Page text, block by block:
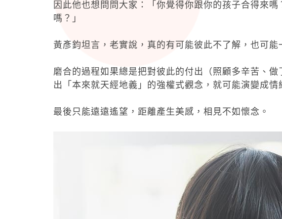
因此他也想問問大家：「你覺得你跟你的孩子合得來
嗎？」
黃彥鈞坦言，老實說，真的有可能彼此不了解，也可能
磨合的過程如果總是把對彼此的付出（照顧多辛苦、
出「本來就天經地義」的強權式觀念，就可能演變成情
最後只能遠遠遙望，距離產生美感，相見不如懷念。